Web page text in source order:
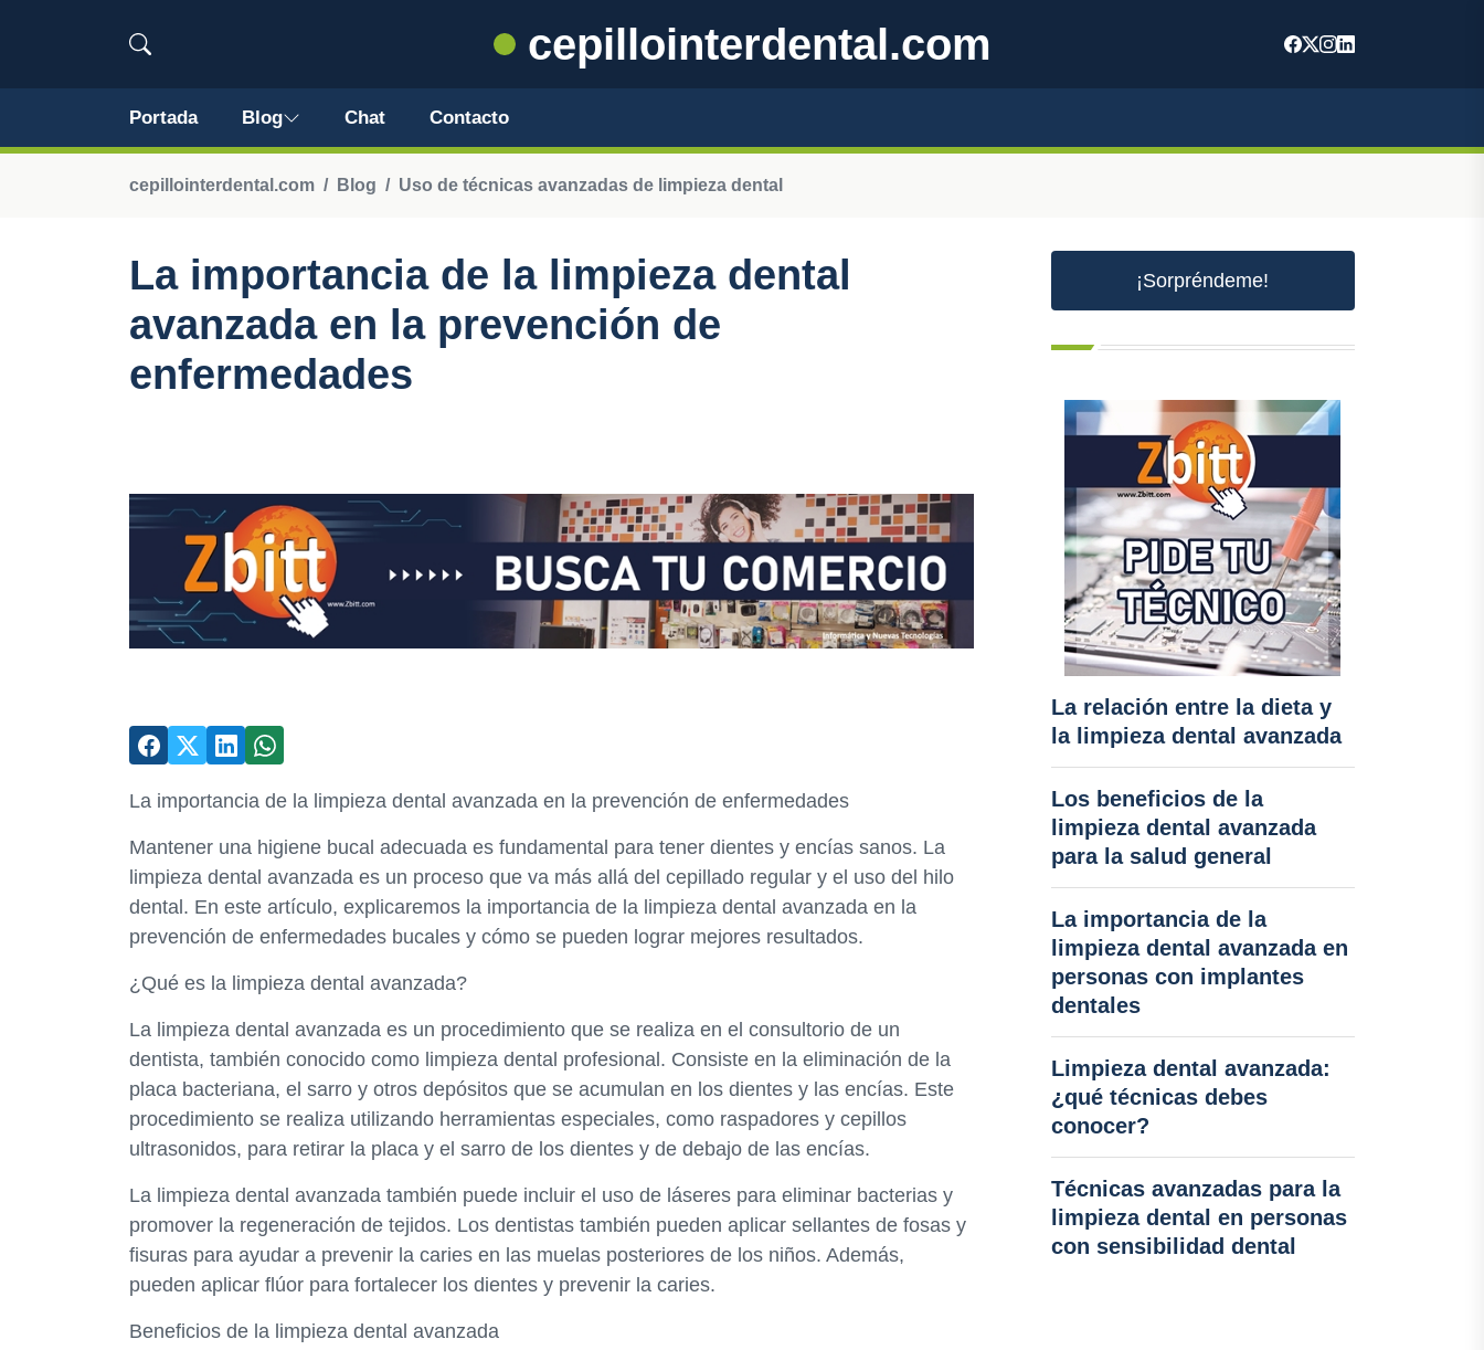
cepillointerdental.com
Portada Blog Chat Contacto
cepillointerdental.com Blog Uso de técnicas avanzadas de limpieza dental
La importancia de la limpieza dental
avanzada en la prevención de
enfermedades
La importancia de la limpieza dental avanzada en la prevención de enfermedades
Mantener una higiene bucal adecuada es fundamental para tener dientes y encías sanos. La
limpieza dental avanzada es un proceso que va más allá del cepillado regular y el uso del hilo
dental. En este artículo, explicaremos la importancia de la limpieza dental avanzada en la
prevención de enfermedades bucales y cómo se pueden lograr mejores resultados.
¿Qué es la limpieza dental avanzada?
La limpieza dental avanzada es un procedimiento que se realiza en el consultorio de un
dentista, también conocido como limpieza dental profesional. Consiste en la eliminación de la
placa bacteriana, el sarro y otros depósitos que se acumulan en los dientes y las encías. Este
procedimiento se realiza utilizando herramientas especiales, como raspadores y cepillos
ultrasonidos, para retirar la placa y el sarro de los dientes y de debajo de las encías.
La limpieza dental avanzada también puede incluir el uso de láseres para eliminar bacterias y
promover la regeneración de tejidos. Los dentistas también pueden aplicar sellantes de fosas y
fisuras para ayudar a prevenir la caries en las muelas posteriores de los niños. Además,
pueden aplicar flúor para fortalecer los dientes y prevenir la caries.
Beneficios de la limpieza dental avanzada
¡Sorpréndeme!
La relación entre la dieta y
la limpieza dental avanzada
Los beneficios de la
limpieza dental avanzada
para la salud general
La importancia de la
limpieza dental avanzada en
personas con implantes
dentales
Limpieza dental avanzada:
¿qué técnicas debes
conocer?
Técnicas avanzadas para la
limpieza dental en personas
con sensibilidad dental